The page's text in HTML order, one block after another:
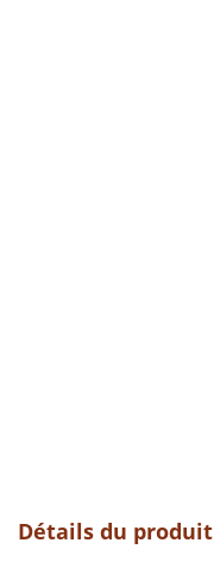
Détails du produit